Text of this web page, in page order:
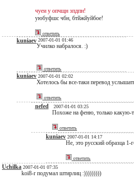
чуеи у опчщн зпдпн!
уюбуфшс чбн, бтйжйуйбое!
ответить
kuniaev 2007-01-01 01:46
Училко набралося. :)
ответить
kuniaev 2007-01-01 02:02
Хотелось бы все-таки перевод
ответить
nefed 2007-01-01 03:25
Похоже на феню, только какую-
ответить
kuniaev 2007-01-01 14:17
Не, это русский образца
ответить
Uchilka 2007-01-01 07:35
koi8-r подумал штирлиц :)))))))))